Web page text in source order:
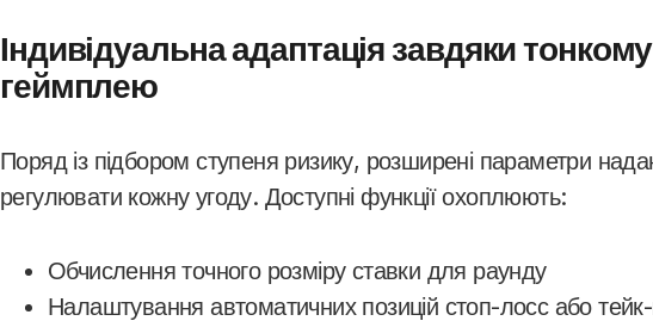
Індивідуальна адаптація завдяки
геймплею
Поряд із підбором ступеня ризику, розширені параметри
регулювати кожну угоду. Доступні функції охоплюють:
Обчислення точного розміру ставки для раунду
Налаштування автоматичних позицій стоп-лосс або